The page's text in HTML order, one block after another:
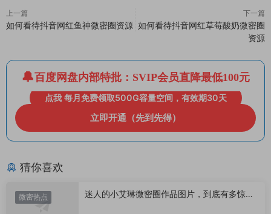
上一篇
如何看待抖音网红鱼神微密圈资源
下一篇
如何看待抖音网红草莓酸奶微密圈
资源
百度网盘内部特批：SVIP会员直降最低100元
点我 每月免费领取500G容量空间，有效期30天
立即开通（先到先得）
猜你喜欢
微密热点
迷人的小艾琳微密圈作品图片，到底有多惊